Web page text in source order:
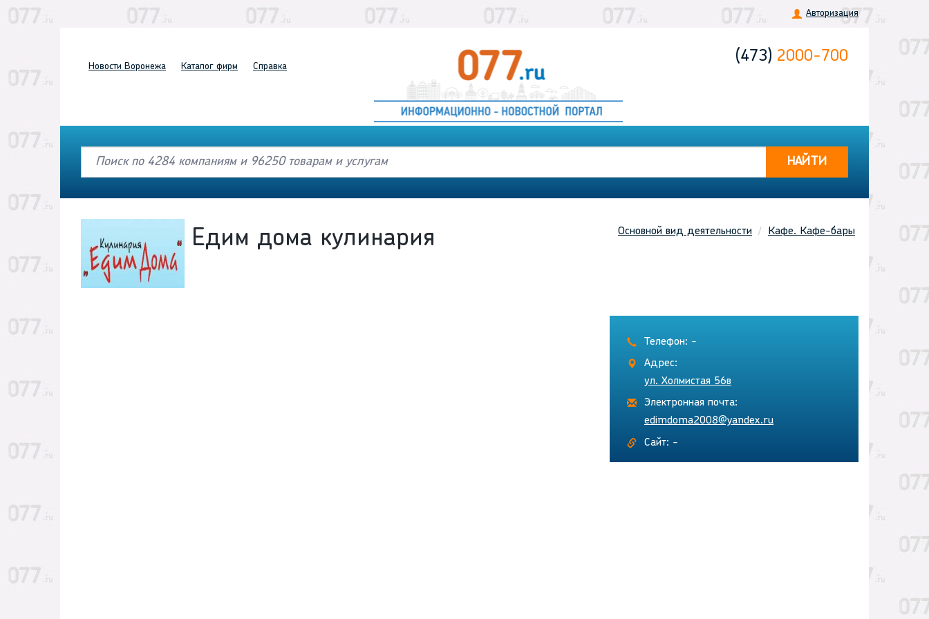
Авторизация
Новости Воронежа Каталог фирм Справка
(473) 2000-700
НАЙТИ
Основной вид деятельности Кафе. Кафе-бары
Едим дома кулинария
Телефон: -
Адрес:
ул. Холмистая 56в
Электронная почта:
edimdoma2008@yandex.ru
Сайт: -